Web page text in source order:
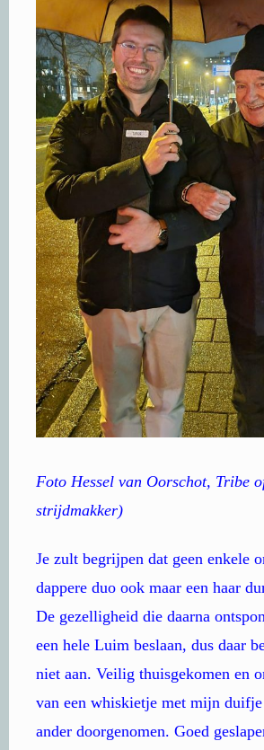
Foto Hessel van Oorschot, Tribe
strijdmakker)
Je zult begrijpen dat geen enkele
dappere duo ook maar een haar
De gezelligheid die daarna
een hele Luim beslaan, dus daar
niet aan. Veilig thuisgekomen en
van een whiskietje met mijn duifje
ander doorgenomen. Goed